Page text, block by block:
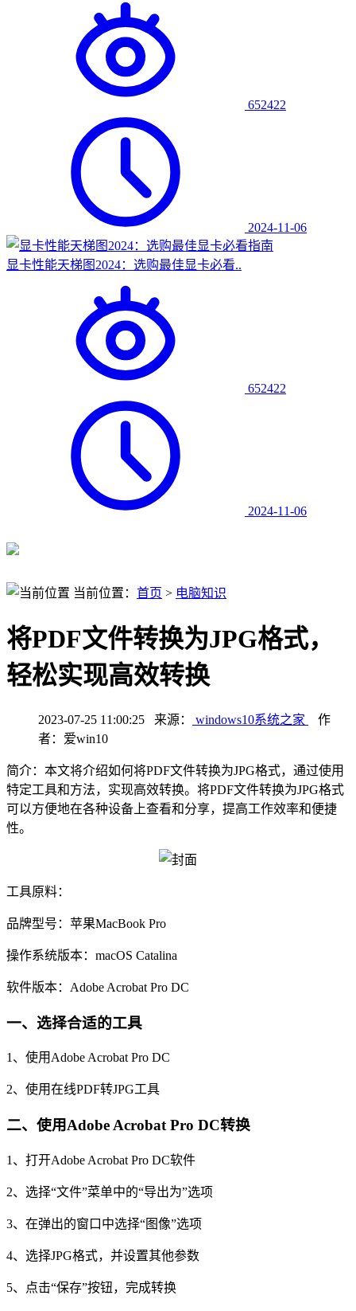
652422
2024-11-06
显卡性能天梯图2024：选购最佳显卡必看..
652422
2024-11-06
当前位置： 首页 > 电脑知识
将PDF文件转换为JPG格式，
轻松实现高效转换
2023-07-25 11:00:25 来源： windows10系统之家
作
者：爱win10
简介：本文将介绍如何将PDF文件转换为JPG格式，通过使用
特定工具和方法，实现高效转换。将PDF文件转换为JPG格式
可以方便地在各种设备上查看和分享，提高工作效率和便捷
性。
工具原料：
品牌型号：苹果MacBook Pro
操作系统版本：macOS Catalina
软件版本：Adobe Acrobat Pro DC
一、选择合适的工具
1、使用Adobe Acrobat Pro DC
2、使用在线PDF转JPG工具
二、使用Adobe Acrobat Pro DC转换
1、打开Adobe Acrobat Pro DC软件
2、选择“文件”菜单中的“导出为”选项
3、在弹出的窗口中选择“图像”选项
4、选择JPG格式，并设置其他参数
5、点击“保存”按钮，完成转换